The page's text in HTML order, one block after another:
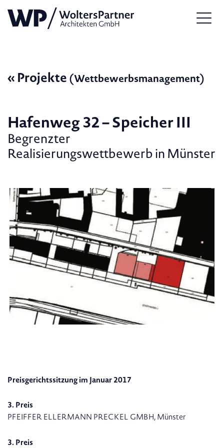
« Projekte (Wettbewerbsmanagement)
Hafenweg 32 – Speicher III
Begrenzter
Realisierungswettbewerb in Münster
Preisgerichtssitzung im Januar 2017
3. Preis
PFEIFFER ELLERMANN PRECKEL GMBH, Münster
3. Preis